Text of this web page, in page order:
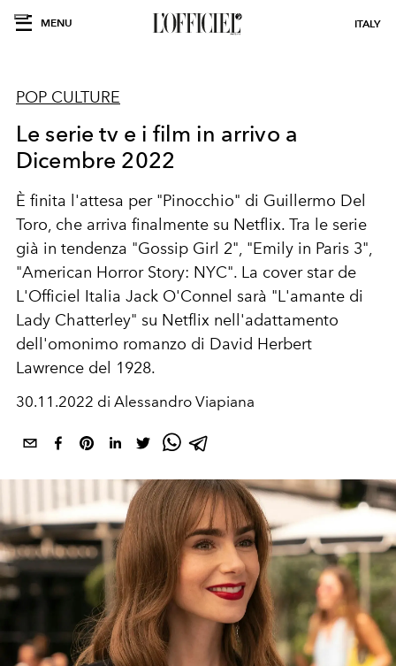
MENU ITALY
POP CULTURE
Le serie tv e i film in arrivo a
Dicembre 2022
È finita l'attesa per "Pinocchio" di Guillermo Del
Toro, che arriva finalmente su Netflix. Tra le serie
già in tendenza "Gossip Girl 2", "Emily in Paris 3",
"American Horror Story: NYC". La cover star de
L'Officiel Italia Jack O'Connel sarà "L'amante di
Lady Chatterley" su Netflix nell'adattamento
dell'omonimo romanzo di David Herbert
Lawrence del 1928.
30.11.2022 di Alessandro Viapiana